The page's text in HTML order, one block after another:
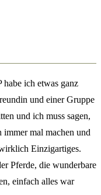
ich etwas ganz
und einer Gruppe
und ich muss sagen,
mal machen und
Einzigartiges.
Pferde, die wunderbare
einfach alles war